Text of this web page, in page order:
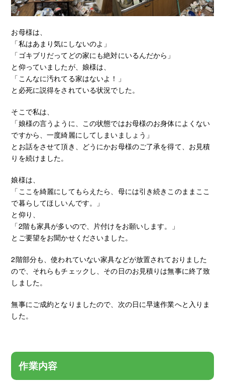
お母様は、
「私はあまり気にしないのよ」
「ゴキブリだってどの家にも絶対にいるんだから」
と仰っていましたが、娘様は、
「こんなに汚れてる家はないよ！」
と必死に説得をされている状況でした。
そこで私は、
「娘様の言うように、この状態ではお母様のお身体によくない
ですから、一度綺麗にしてしまいましょう」
とお話をさせて頂き、どうにかお母様のご了承を得て、お見積
りを続けました。
娘様は、
「ここを綺麗にしてもらえたら、母には引き続きこのままここ
で暮らしてほしいんです。」
と仰り、
「2階も家具が多いので、片付けをお願いします。」
とご要望をお聞かせくださいました。
2階部分も、使われていない家具などが放置されておりました
ので、それらもチェックし、その日のお見積りは無事に終了致
しました。
無事にご成約となりましたので、次の日に早速作業へと入りま
した。
作業内容